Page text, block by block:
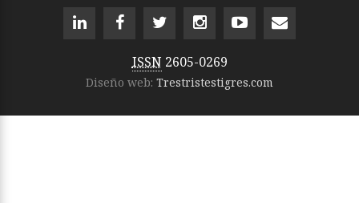
ISSN 2605-0269
Diseño web: Trestristestigres.com